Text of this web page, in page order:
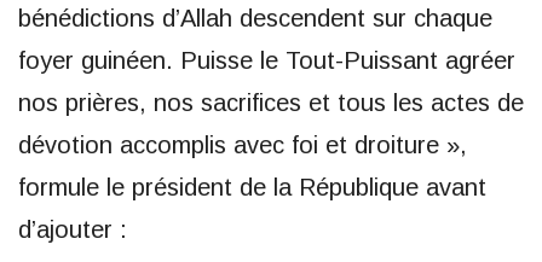
bénédictions d’Allah descendent sur chaque
foyer guinéen. Puisse le Tout-Puissant agréer
nos prières, nos sacrifices et tous les actes de
dévotion accomplis avec foi et droiture »,
formule le président de la République avant
d’ajouter :